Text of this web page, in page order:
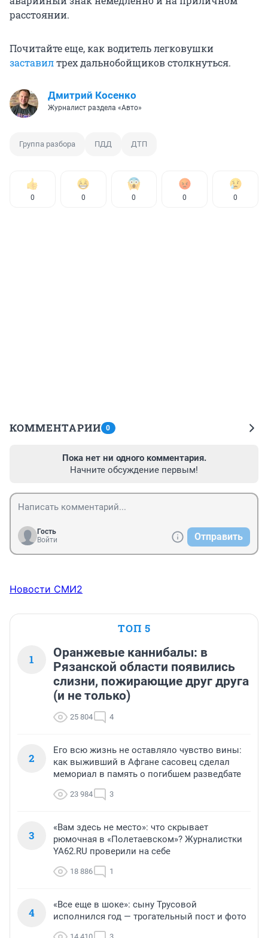
расстоянии.
Почитайте еще, как водитель легковушки
заставилтрех дальнобойщиков столкнуться.
Дмитрий Косенко
Журналист раздела «Авто»
Группа разбора ПДД ДТП
0 0 0 0 0
КОММЕНТАРИИ 0
Пока нет ни одного комментария.
Начните обсуждение первым!
Гость
Войти
Отправить
Новости СМИ2
ТОП 5
1
Оранжевые каннибалы: в
Рязанской области появились
слизни, пожирающие друг друга
(и не только)
25 804 4
2
Его всю жизнь не оставляло чувство вины:
как выживший в Афгане сасовец сделал
мемориал в память о погибшем разведбате
23 984 3
3
«Вам здесь не место»: что скрывает
рюмочная в «Полетаевском»? Журналистки
YA62.RU проверили на себе
18 886 1
4
«Все еще в шоке»: сыну Трусовой
исполнился год — трогательный пост и фото